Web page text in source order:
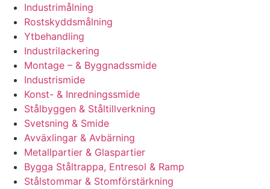
Industrimålning
Rostskyddsmålning
Ytbehandling
Industrilackering
Montage – & Byggnadssmide
Industrismide
Konst- & Inredningssmide
Stålbyggen & Ståltillverkning
Svetsning & Smide
Avväxlingar & Avbärning
Metallpartier & Glaspartier
Bygga Ståltrappa, Entresol & Ramp
Stålstommar & Stomförstärkning